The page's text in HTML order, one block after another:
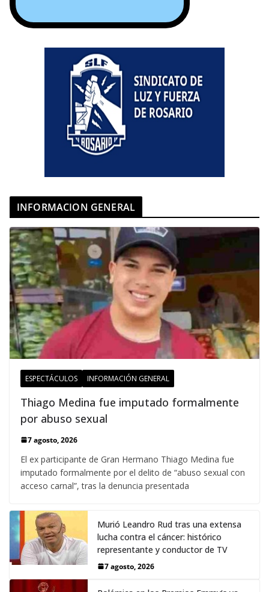
INFORMACION GENERAL
ESPECTÁCULOS INFORMACIÓN GENERAL
Thiago Medina fue imputado formalmente
por abuso sexual
7 agosto, 2026
El ex participante de Gran Hermano Thiago Medina fue
imputado formalmente por el delito de “abuso sexual con
acceso carnal”, tras la denuncia presentada
Murió Leandro Rud tras una extensa
lucha contra el cáncer: histórico
representante y conductor de TV
7 agosto, 2026